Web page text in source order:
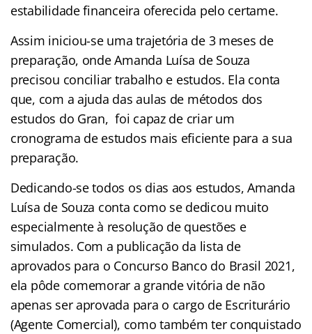
estabilidade financeira oferecida pelo certame.
Assim iniciou-se uma trajetória de 3 meses de
preparação, onde Amanda Luísa de Souza
precisou conciliar trabalho e estudos. Ela conta
que, com a ajuda das aulas de métodos dos
estudos do Gran, foi capaz de criar um
cronograma de estudos mais eficiente para a sua
preparação.
Dedicando-se todos os dias aos estudos, Amanda
Luísa de Souza conta como se dedicou muito
especialmente à resolução de questões e
simulados. Com a publicação da lista de
aprovados para o Concurso Banco do Brasil 2021,
ela pôde comemorar a grande vitória de não
apenas ser aprovada para o cargo de Escriturário
(Agente Comercial), como também ter conquistado